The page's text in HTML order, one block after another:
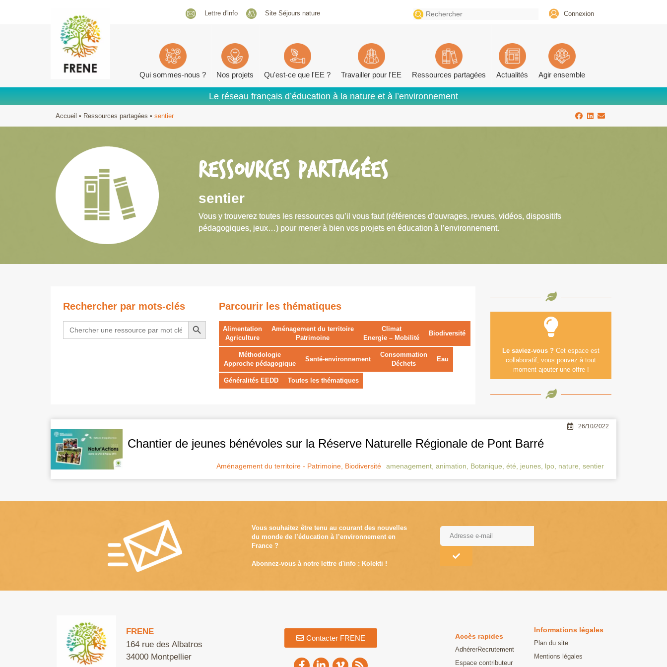
Lettre d'info Site Séjours nature
Search
for:
Connexion
Qui sommes-nous ? Nos projets Qu'est-ce que l'EE ? Travailler pour l'EE Ressources partagées Actualités Agir ensemble
Le réseau français d’éducation à la nature et à l’environnement
Accueil • Ressources partagées • sentier
RESSOURCES PARTAGÉES
sentier
Vous y trouverez toutes les ressources qu’il vous faut (références d’ouvrages, revues, vidéos, dispositifs
pédagogiques, jeux…) pour mener à bien vos projets en éducation à l’environnement.
Rechercher par mots-clés
Search
for:
Search Button
Parcourir les thématiques
Alimentation
Agriculture
Aménagement du territoire
Patrimoine
Climat
Energie – Mobilité
Biodiversité
Méthodologie
Approche pédagogique
Santé-environnement
Consommation
Déchets
Eau
Généralités EEDD Toutes les thématiques
Le saviez-vous ?Cet espace est
collaboratif, vous pouvez à tout
moment ajouter une offre !
26/10/2022
Chantier de jeunes bénévoles sur la Réserve Naturelle Régionale de Pont Barré
Aménagement du territoire - Patrimoine, Biodiversité amenagement, animation Botanique été jeunes, lpo, nature sentier
Vous souhaitez être tenu au courant des nouvelles
du monde de l’éducation à l’environnement en
France ?
Abonnez-vous à notre lettre d'info : Kolekti !
FRENE
164 rue des Albatros
34000 Montpellier
Contacter FRENE Accès rapides
AdhérerRecrutement
Espace contributeur
Informations légales
Plan du site
Mentions légales